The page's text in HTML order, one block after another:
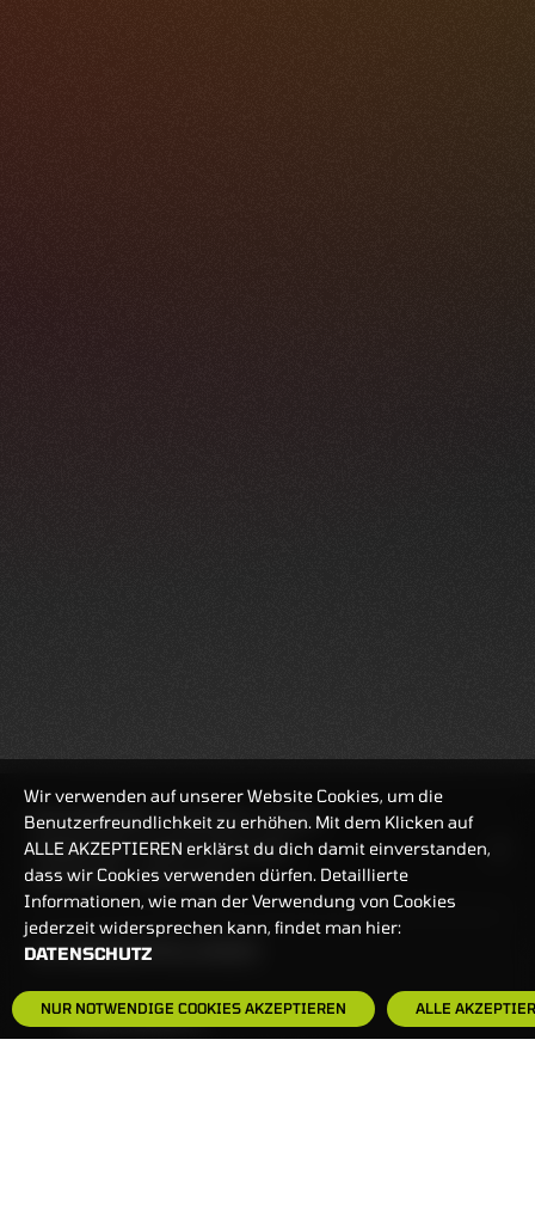
BANKEINSTELLUNGEN
HÄUFIG GESUCHT:
REALTIMEKURSE 07.08.2026
20:59:47
HANDELSZEIT
MO-FR: 7:30-23 UHR
ZERTIFIKATE
8:00-22 UHR
Wir verwenden auf unserer Website Cookies, um die
Benutzerfreundlichkeit zu erhöhen. Mit dem Klicken auf
ALLE AKZEPTIEREN erklärst du dich damit einverstanden,
dass wir Cookies verwenden dürfen. Detaillierte
Informationen, wie man der Verwendung von Cookies
jederzeit widersprechen kann, findet man hier:
DATENSCHUTZ
NUR NOTWENDIGE COOKIES AKZEPTIEREN ALLE